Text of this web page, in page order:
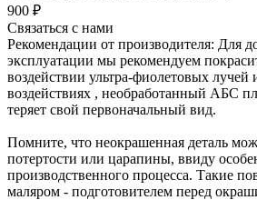
900 ₽
Связаться с нами
Рекомендации от производителя: Для
эксплуатации мы рекомендуем
воздействии ультра-фиолетовых
воздействиях , необработанный АБС
теряет свой первоначальный вид.
Помните, что неокрашенная деталь
потертости или царапины, ввиду
производственного процесса. Такие
маляром - подготовителем перед